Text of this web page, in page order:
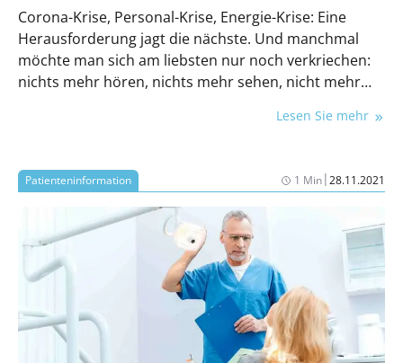
Corona-Krise, Personal-Krise, Energie-Krise: Eine
Herausforderung jagt die nächste. Und manchmal
möchte man sich am liebsten nur noch verkriechen:
nichts mehr hören, nichts mehr sehen, nicht mehr
Lesen Sie mehr
Patienteninformation 1 Min|28.11.2021